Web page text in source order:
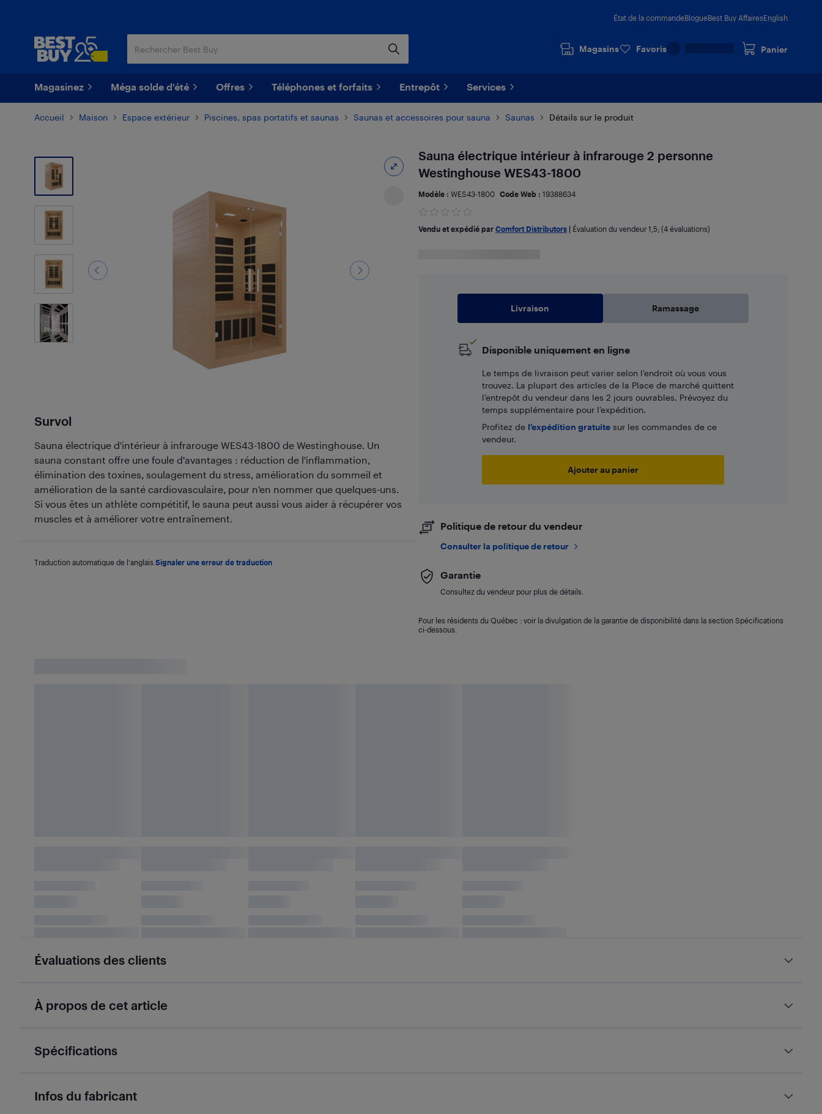
État de la commandeBlogueBest Buy AffairesEnglish
Magasins Favoris Panier
Magasinez Méga solde d'été Offres Téléphones et forfaits Entrepôt Services
Accueil Maison Espace extérieur Piscines, spas portatifs et saunas Saunas et accessoires pour sauna Saunas Détails sur le produit
5
Photos
Survol
Sauna électrique d'intérieur à infrarouge WES43-1800 de Westinghouse. Un
sauna constant offre une foule d'avantages : réduction de l'inflammation,
élimination des toxines, soulagement du stress, amélioration du sommeil et
amélioration de la santé cardiovasculaire, pour n'en nommer que quelques-uns.
Si vous êtes un athlète compétitif, le sauna peut aussi vous aider à récupérer vos
muscles et à améliorer votre entraînement.
Traduction automatique de l'anglais. Signaler une erreur de traduction
Sauna électrique intérieur à infrarouge 2 personne
Westinghouse WES43-1800
Modèle : WES43-1800 Code Web : 19388634
Vendu et expédié par Comfort Distributors| Évaluation du vendeur 1,5; (4 évaluations)
Livraison Ramassage
Disponible uniquement en ligne
Le temps de livraison peut varier selon l'endroit où vous vous
trouvez. La plupart des articles de la Place de marché quittent
l’entrepôt du vendeur dans les 2 jours ouvrables. Prévoyez du
temps supplémentaire pour l’expédition.
Profitez de l'expédition gratuitesur les commandes de ce
vendeur.
Ajouter au panier
Politique de retour du vendeur
Consulter la politique de retour
Garantie
Consultez du vendeur pour plus de détails.
Pour les résidents du Québec : voir la divulgation de la garantie de disponibilité dans la section Spécifications
ci-dessous.
Évaluations des clients
À propos de cet article
Spécifications
Infos du fabricant